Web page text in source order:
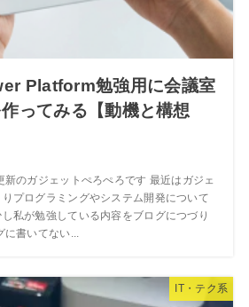
Platform勉強用に会議室
ってみる【動機と構想
新のガジェットぺろぺろです 最近はガジェ
プログラミングやシステム開発について
私が勉強している内容をブログにつづり
書いてない...
IT・テク系